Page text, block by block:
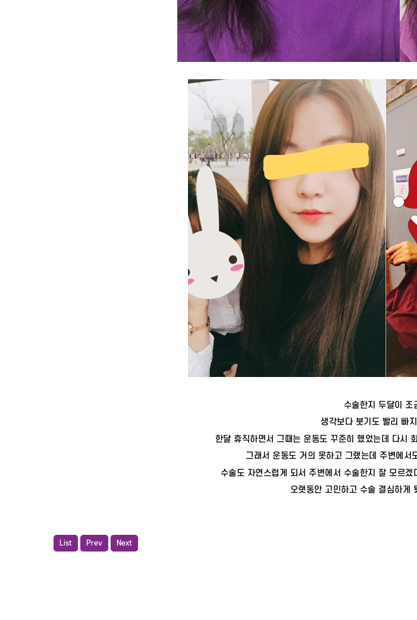
수술한지 두달이 조
생각보다 붓기도 빨리 빠
한달 휴직하면서 그때는 운동도 꾸준히 했었는데 다시
그래서 운동도 거의 못하고 그랬는데 주변에서
수술도 자연스럽게 되서 주변에서 수술한지 잘 모르
오랫동안 고민하고 수술 결심하게
List Prev Next